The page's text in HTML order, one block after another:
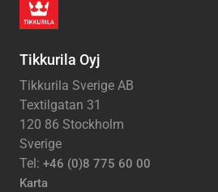
Tikkurila Oyj
Tikkurila Sverige AB
Textilgatan 31
120 86 Stockholm
Sverige
Tel: +46 (0)8 775 60 00
Karta